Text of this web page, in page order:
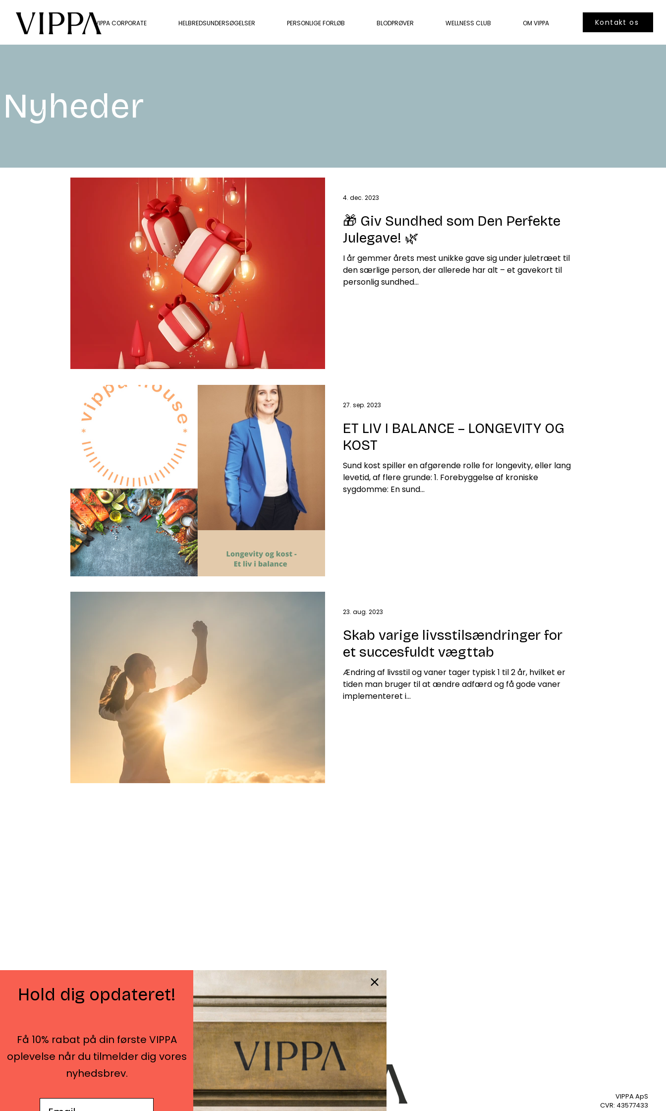
VIPPA CORPORATE HELBREDSUNDERSØGELSER PERSONLIGE FORLØB BLODPRØVER WELLNESS CLUB OM VIPPA Kontakt os
Nyheder
🎁 Giv Sundhed som Den Perfekte
Julegave! 🌿
I år gemmer årets mest unikke gave sig under juletræet til
den særlige person, der allerede har alt – et gavekort til
personlig sundhed...
4. dec. 2023
ET LIV I BALANCE – LONGEVITY OG
KOST
Sund kost spiller en afgørende rolle for longevity, eller lang
levetid, af flere grunde: 1. Forebyggelse af kroniske
sygdomme: En sund...
27. sep. 2023
Skab varige livsstilsændringer for
et succesfuldt vægttab
Ændring af livsstil og vaner tager typisk 1 til 2 år, hvilket er
tiden man bruger til at ændre adfærd og få gode vaner
implementeret i...
23. aug. 2023
VIPPA ApS
CVR: 43577433
1256 København K
Skodsborgvej 188, Søllerød
Hold dig opdateret!
Få 10% rabat på din første VIPPA
oplevelse når du tilmelder dig vores
nyhedsbrev.
E-mail adresse